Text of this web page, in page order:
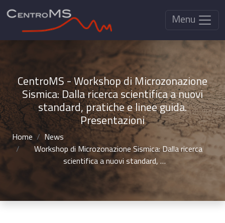
Menu
CentroMS - Workshop di Microzonazione
Sismica: Dalla ricerca scientifica a nuovi
standard, pratiche e linee guida.
Presentazioni
Home
News
Workshop di Microzonazione Sismica: Dalla ricerca
scientifica a nuovi standard, …